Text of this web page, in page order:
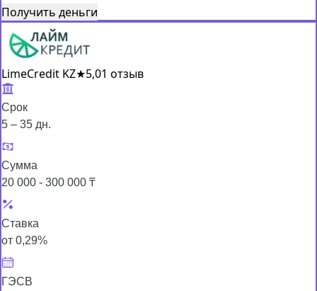
Получить деньги
LimeCredit KZ★5,01 отзыв
Срок
5 – 35 дн.
Сумма
20 000 - 300 000 ₸
Ставка
от 0,29%
ГЭСВ